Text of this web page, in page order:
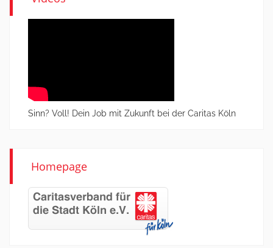
Sinn? Voll! Dein Job mit Zukunft bei der Caritas Köln
Homepage